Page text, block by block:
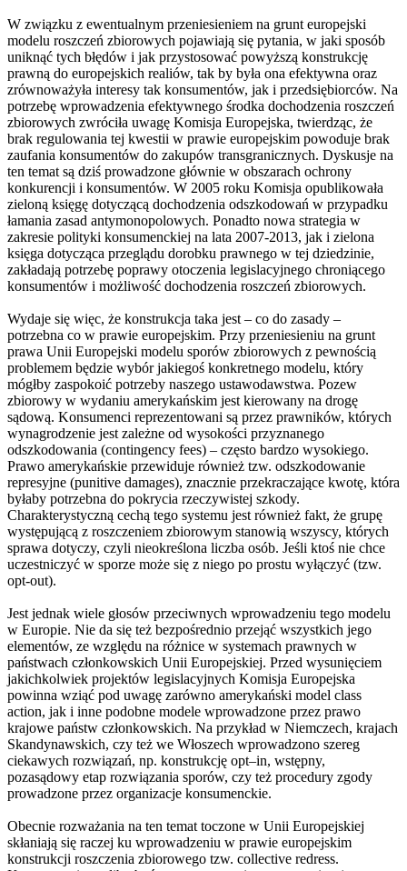
W związku z ewentualnym przeniesieniem na grunt europejski
modelu roszczeń zbiorowych pojawiają się pytania, w jaki sposób
uniknąć tych błędów i jak przystosować powyższą konstrukcję
prawną do europejskich realiów, tak by była ona efektywna oraz
zrównoważyła interesy tak konsumentów, jak i przedsiębiorców. Na
potrzebę wprowadzenia efektywnego środka dochodzenia roszczeń
zbiorowych zwróciła uwagę Komisja Europejska, twierdząc, że
brak regulowania tej kwestii w prawie europejskim powoduje brak
zaufania konsumentów do zakupów transgranicznych. Dyskusje na
ten temat są dziś prowadzone głównie w obszarach ochrony
konkurencji i konsumentów. W 2005 roku Komisja opublikowała
zieloną księgę dotyczącą dochodzenia odszkodowań w przypadku
łamania zasad antymonopolowych. Ponadto nowa strategia w
zakresie polityki konsumenckiej na lata 2007-2013, jak i zielona
księga dotycząca przeglądu dorobku prawnego w tej dziedzinie,
zakładają potrzebę poprawy otoczenia legislacyjnego chroniącego
konsumentów i możliwość dochodzenia roszczeń zbiorowych.
Wydaje się więc, że konstrukcja taka jest – co do zasady –
potrzebna co w prawie europejskim. Przy przeniesieniu na grunt
prawa Unii Europejski modelu sporów zbiorowych z pewnością
problemem będzie wybór jakiegoś konkretnego modelu, który
mógłby zaspokoić potrzeby naszego ustawodawstwa. Pozew
zbiorowy w wydaniu amerykańskim jest kierowany na drogę
sądową. Konsumenci reprezentowani są przez prawników, których
wynagrodzenie jest zależne od wysokości przyznanego
odszkodowania (contingency fees) – często bardzo wysokiego.
Prawo amerykańskie przewiduje również tzw. odszkodowanie
represyjne (punitive damages), znacznie przekraczające kwotę, która
byłaby potrzebna do pokrycia rzeczywistej szkody.
Charakterystyczną cechą tego systemu jest również fakt, że grupę
występującą z roszczeniem zbiorowym stanowią wszyscy, których
sprawa dotyczy, czyli nieokreślona liczba osób. Jeśli ktoś nie chce
uczestniczyć w sporze może się z niego po prostu wyłączyć (tzw.
opt-out).
Jest jednak wiele głosów przeciwnych wprowadzeniu tego modelu
w Europie. Nie da się też bezpośrednio przejąć wszystkich jego
elementów, ze względu na różnice w systemach prawnych w
państwach członkowskich Unii Europejskiej. Przed wysunięciem
jakichkolwiek projektów legislacyjnych Komisja Europejska
powinna wziąć pod uwagę zarówno amerykański model class
action, jak i inne podobne modele wprowadzone przez prawo
krajowe państw członkowskich. Na przykład w Niemczech, krajach
Skandynawskich, czy też we Włoszech wprowadzono szereg
ciekawych rozwiązań, np. konstrukcję opt–in, wstępny,
pozasądowy etap rozwiązania sporów, czy też procedury zgody
prowadzone przez organizacje konsumenckie.
Obecnie rozważania na ten temat toczone w Unii Europejskiej
skłaniają się raczej ku wprowadzeniu w prawie europejskim
konstrukcji roszczenia zbiorowego tzw. collective redress.